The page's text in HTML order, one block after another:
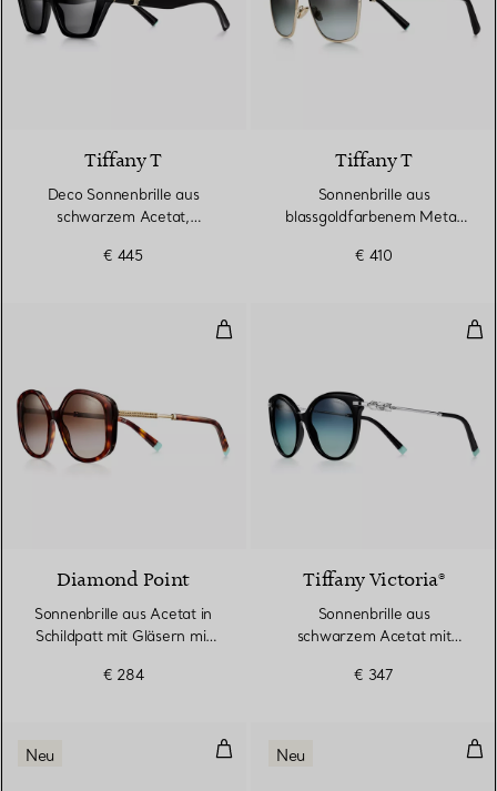
Tiffany T
Deco Sonnenbrille aus
schwarzem Acetat,
grauen Gläsern
€ 445
Tiffany T
Sonnenbrille aus
blassgoldfarbenem Metall
Farbverlauf
€ 410
Sonnenbrille aus Acetat in
Diamond Point
Sonnenbrille aus Acetat in
Schildpatt mit Gläsern mit
€ 284
Tiffany Victoria®
Sonnenbrille aus
schwarzem Acetat mit
Tiffany Blue®
€ 347
Sonnenbrille, schwarzes
Neu Neu